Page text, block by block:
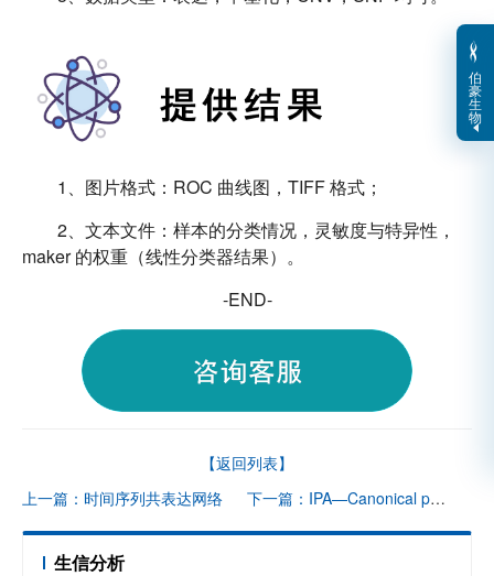
1、图片格式：ROC 曲线图，TIFF 格式；
2、文本文件：样本的分类情况，灵敏度与特异性，
maker 的权重（线性分类器结果）。
-END-
【返回列表】
上一篇：时间序列共表达网络
下一篇：IPA—Canonical pathways analysis
生信分析
伯
豪
生
物